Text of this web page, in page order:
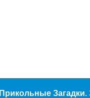
Прикольные